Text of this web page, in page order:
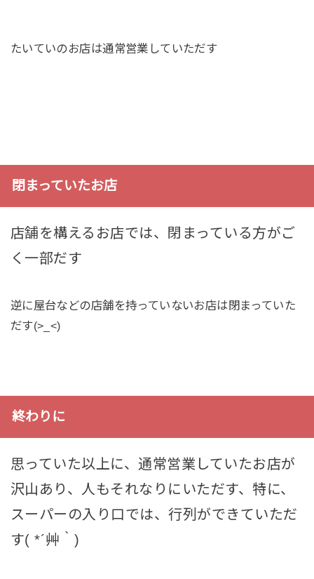
たいていのお店は通常営業していただす
閉まっていたお店
店舗を構えるお店では、閉まっている方がご
く一部だす
逆に屋台などの店舗を持っていないお店は閉まっていた
だす(>_<)
終わりに
思っていた以上に、通常営業していたお店が
沢山あり、人もそれなりにいただす、特に、
スーパーの入り口では、行列ができていただ
す( *´艸｀)